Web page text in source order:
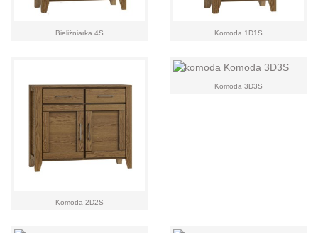
Bieliźniarka 4S Komoda 1D1S
Komoda 2D2S
Komoda 3D3S